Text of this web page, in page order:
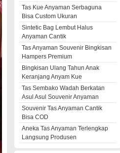
Tas Kue Anyaman Serbaguna
Bisa Custom Ukuran
Sintetic Bag Lembut Halus
Anyaman Cantik
Tas Anyaman Souvenir Bingkisan
Hampers Premium
Bingkisan Ulang Tahun Anak
Keranjang Anyam Kue
Tas Sembako Wadah Berkatan
Asul Asul Souvenir Anyaman
Souvenir Tas Anyaman Cantik
Bisa COD
Aneka Tas Anyaman Terlengkap
Langsung Produsen